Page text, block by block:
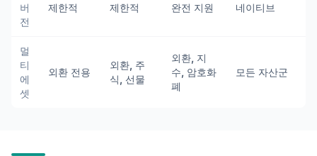
버
전
제한적 제한적 완전 지원 네이티브
멀
티
에
셋
외환 전용
외환, 주
식, 선물
외환, 지
수, 암호화
폐
모든 자산군